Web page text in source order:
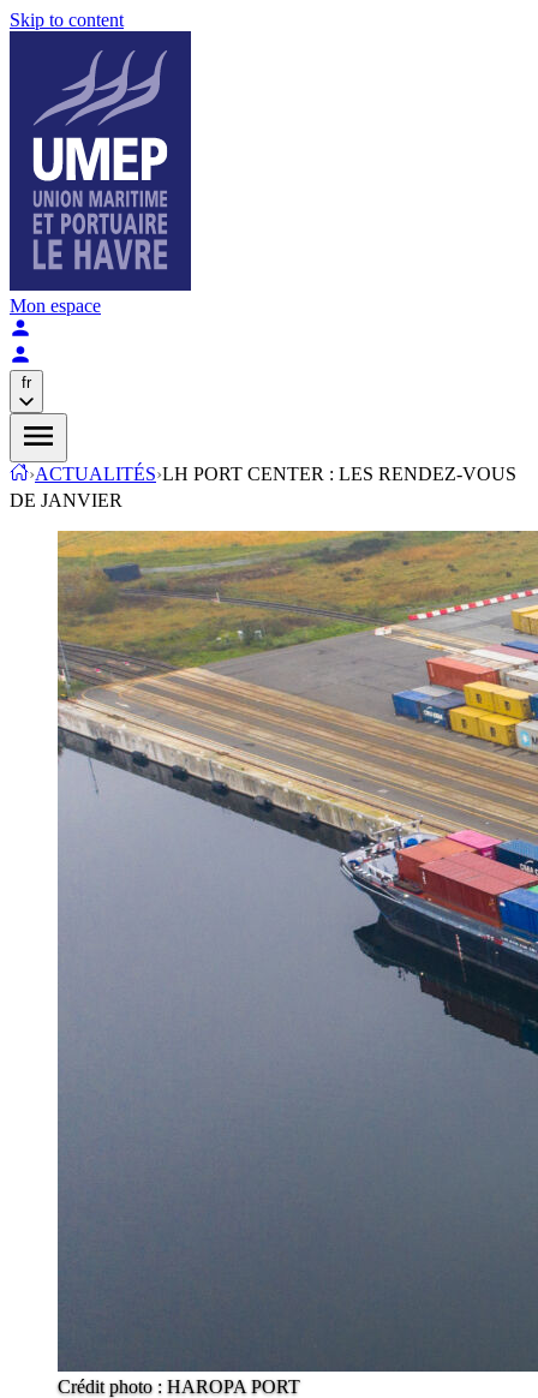
Skip to content
Mon espace
fr
›ACTUALITÉS›LH PORT CENTER : LES RENDEZ-VOUS
DE JANVIER
Crédit photo : HAROPA PORT